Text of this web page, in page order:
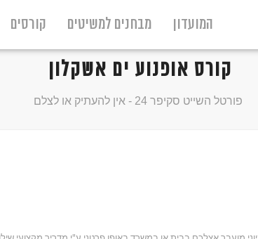
המועדון מבחנים למשיטים קורסים
קורס אופנוע ים אשקלון
פורטל השייט סקיפר 24 - אין להעתיק או לצלם